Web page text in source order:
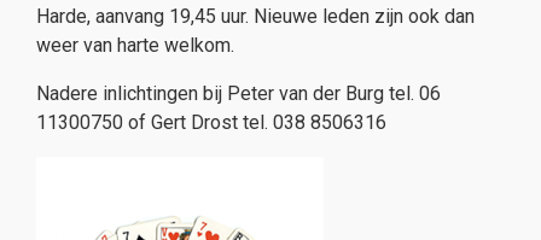
Harde, aanvang 19,45 uur. Nieuwe leden zijn ook dan
weer van harte welkom.
Nadere inlichtingen bij Peter van der Burg tel. 06
11300750 of Gert Drost tel. 038 8506316